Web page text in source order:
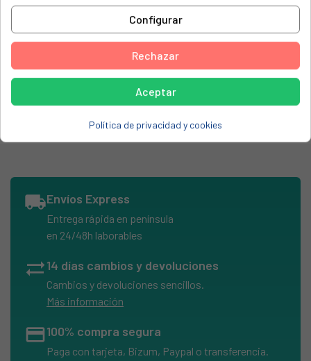
SAMSUNG, NV75A6679RS/ET
SAMSUNG, NV75A6679RS/EU
SAMSUNG, NV75A667DRS/EE
SAMSUNG, NV75A667DRS/EG
SAMSUNG, NV75A667NRS/EG
SAMSUNG, NV75N5671BS/EF
SAMSUNG, NV75N5671RS/EG
SAMSUNG, NV75N5671RS/ET
SAMSUNG, NV75N5671RS/OL
SAMSUNG, NV75N5672RS/EE
SAMSUNGN, V75N5671BSEF
local_shippingEnvíos Express
Entrega rápida en península
en 24/48h laborables
sync_alt14 días cambios y devoluciones
Cambios y devoluciones sencillos.
Más información
credit_card100% compra segura
Paga con tarjeta, Bizum, Paypal o transferencia.
Configurar
Rechazar
Aceptar
Política de privacidad y cookies